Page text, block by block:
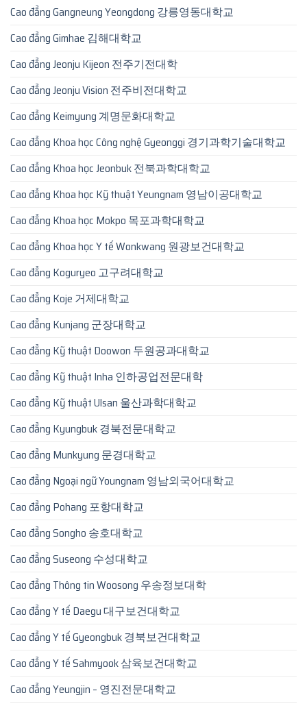
Cao đẳng Gangneung Yeongdong 강릉영동대학교
Cao đẳng Gimhae 김해대학교
Cao đẳng Jeonju Kijeon 전주기전대학
Cao đẳng Jeonju Vision 전주비전대학교
Cao đẳng Keimyung 계명문화대학교
Cao đẳng Khoa học Công nghệ Gyeonggi 경기과학기술대학교
Cao đẳng Khoa học Jeonbuk 전북과학대학교
Cao đẳng Khoa học Kỹ thuật Yeungnam 영남이공대학교
Cao đẳng Khoa học Mokpo 목포과학대학교
Cao đẳng Khoa học Y tế Wonkwang 원광보건대학교
Cao đẳng Koguryeo 고구려대학교
Cao đẳng Koje 거제대학교
Cao đẳng Kunjang 군장대학교
Cao đẳng Kỹ thuật Doowon 두원공과대학교
Cao đẳng Kỹ thuật Inha 인하공업전문대학
Cao đẳng Kỹ thuật Ulsan 울산과학대학교
Cao đẳng Kyungbuk 경북전문대학교
Cao đẳng Munkyung 문경대학교
Cao đẳng Ngoại ngữ Youngnam 영남외국어대학교
Cao đẳng Pohang 포항대학교
Cao đẳng Songho 송호대학교
Cao đẳng Suseong 수성대학교
Cao đẳng Thông tin Woosong 우송정보대학
Cao đẳng Y tế Daegu 대구보건대학교
Cao đẳng Y tế Gyeongbuk 경북보건대학교
Cao đẳng Y tế Sahmyook 삼육보건대학교
Cao đẳng Yeungjin – 영진전문대학교